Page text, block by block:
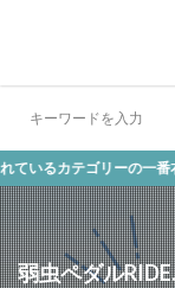
の一番右にございます。
弱虫ペダル